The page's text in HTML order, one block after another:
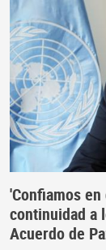
'Confiamos
continuidad a
Acuerdo de